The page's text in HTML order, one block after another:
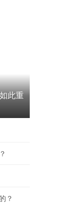
不关机，15年出
此重
？